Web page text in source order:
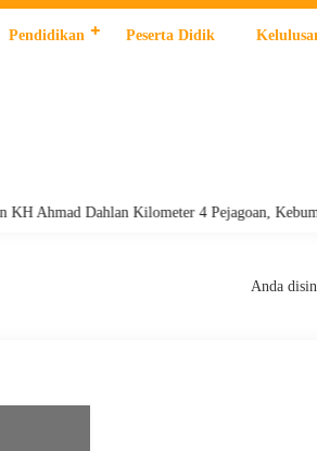
Pendidikan Peserta Didik
Ahmad Dahlan Kilometer 4 Pejagoan,
Anda